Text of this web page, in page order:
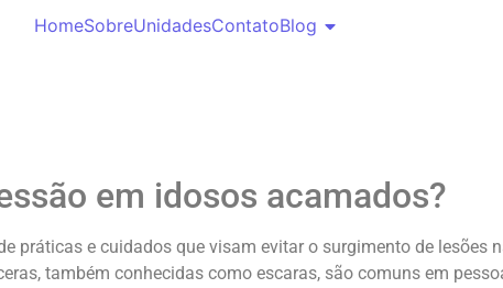
HomeSobreUnidadesContatoBlog
em idosos acamados?
práticas e cuidados que visam evitar o surgimento de lesões
também conhecidas como escaras, são comuns em